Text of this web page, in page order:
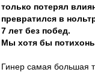
только потерял
превратился в
7 лет без побед.
Мы хотя бы
Гинер самая большая